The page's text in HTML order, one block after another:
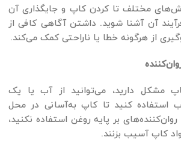
مختلف تا کردن کاپ و جایگذاری آن
آن آشنا شوید. داشتن آگاهی کافی از
از هرگونه خطا یا ناراحتی کمک می‌کند.
مشکل دارید، می‌توانید از آب یا یک
استفاده کنید تا کاپ به‌آسانی در محل
بر پایه روغن استفاده نکنید،
کاپ آسیب بزنند.